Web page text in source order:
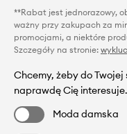
**Rabat jest jednorazowy,
ważny przy zakupach za
promocjami, a niektóre
Szczegóły na stronie:
Chcemy, żeby do
naprawdę Cię
Moda damska